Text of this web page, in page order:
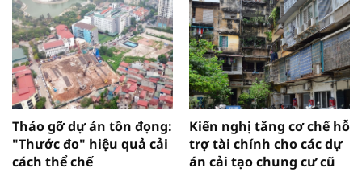
Tháo gỡ dự án tồn đọng:
"Thước đo" hiệu quả cải
cách thể chế
Kiến nghị tăng cơ chế hỗ
trợ tài chính cho các dự
án cải tạo chung cư cũ